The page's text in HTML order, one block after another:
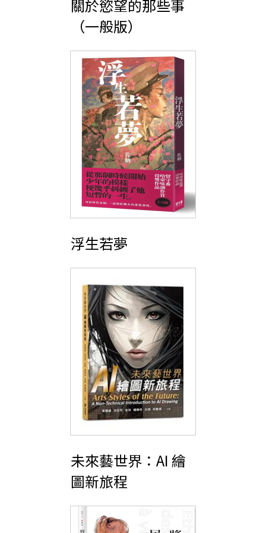
關於慾望的那些事
（一般版）
浮生若夢
未來藝世界：AI 繪
圖新旅程